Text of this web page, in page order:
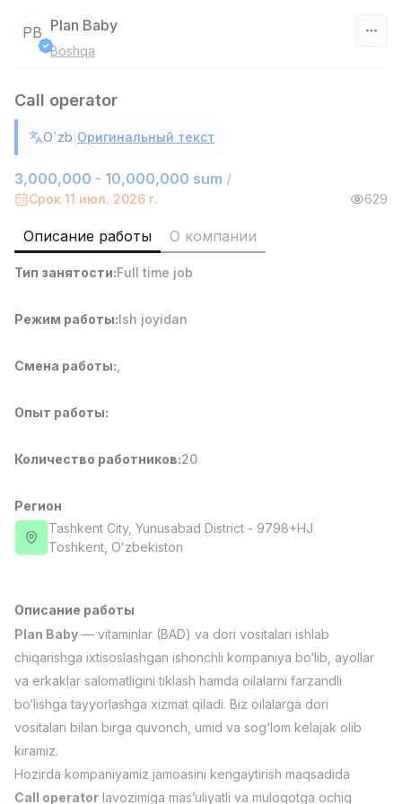
4,280,000 sum /
Full time job
Руководитель отдела продаж
6,000,000 - 15,000,000 sum
Full time job
Ish joyidan
Повар фастфуда
Full time job
Ish joyidan
Фармацевт
NAVBAHOR APTEKA
Full time job
Ish joyidan
Договорная
Full time job
Ish joyidan
Агент по продажам
Договорная
LION_ESTATE
Full time job
Помощник учителя (Математика) Новая
PB Plan Baby
Boshqa
Call operator
O`zb Оригинальный текст
3,000,000 - 10,000,000 sum /
Срок 11 июл. 2026 г. 629
Описание работы О компании
Тип занятости:Full time job
Режим работы:Ish joyidan
Смена работы:
Опыт работы:
Количество работников:20
Регион
Tashkent City, Yunusabad District - 9798+HJ
Тоshkent, Oʻzbekiston
Описание работы
Plan Baby — vitaminlar (BAD) va dori vositalari ishlab
chiqarishga ixtisoslashgan ishonchli kompaniya bo‘lib, ayollar
va erkaklar salomatligini tiklash hamda oilalarni farzandli
bo‘lishga tayyorlashga xizmat qiladi. Biz oilalarga dori
vositalari bilan birga quvonch, umid va sog‘lom kelajak olib
kiramiz.
Hozirda kompaniyamiz jamoasini kengaytirish maqsadida
Call operator lavozimiga mas’uliyatli va muloqotga ochiq
Вакансии Категории Компании Профиль